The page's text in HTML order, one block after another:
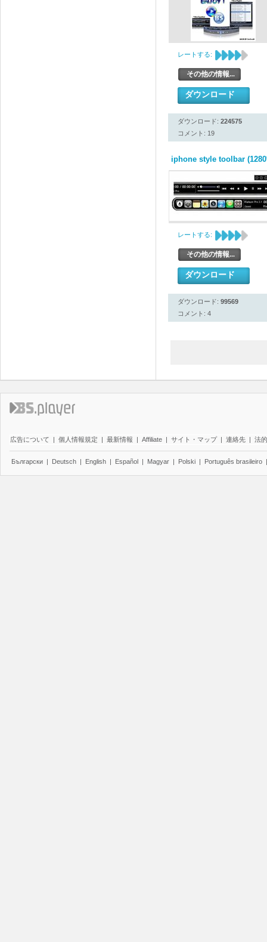
レートする:
その他の情報...
ダウンロード
ダウンロード: 224575
コメント: 19
iphone style toolbar
レートする:
その他の情報...
ダウンロード
ダウンロード: 99569
コメント: 4
広告について | 個人情報規定 | 最新情報 | Affiliate | サイト・マップ | 連絡先 | 法
Български | Deutsch | English | Español | Magyar | Polski | Português brasileiro